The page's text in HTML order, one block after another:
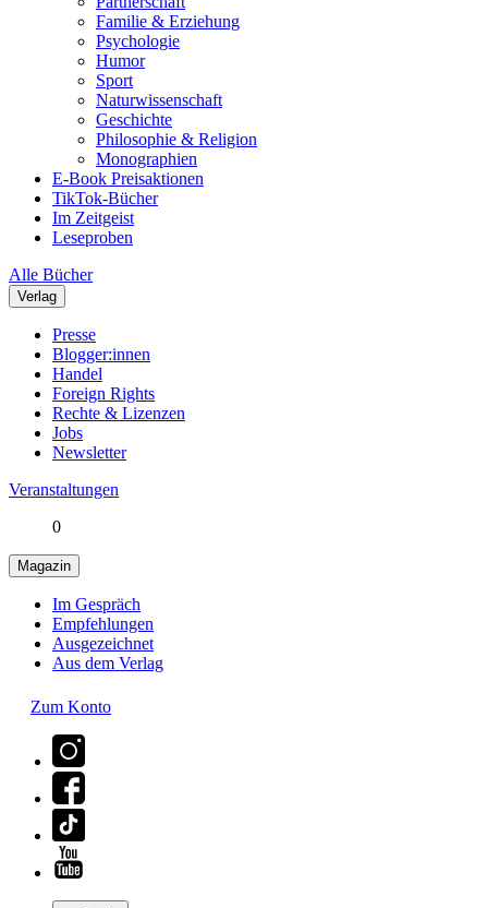
Familie & Erziehung
Psychologie
Humor
Sport
Naturwissenschaft
Geschichte
Philosophie & Religion
Monographien
E-Book Preisaktionen
TikTok-Bücher
Im Zeitgeist
Leseproben
Alle Bücher
Verlag
Presse
Blogger:innen
Handel
Foreign Rights
Rechte & Lizenzen
Jobs
Newsletter
Veranstaltungen
0
Magazin
Im Gespräch
Empfehlungen
Ausgezeichnet
Aus dem Verlag
Zum Konto